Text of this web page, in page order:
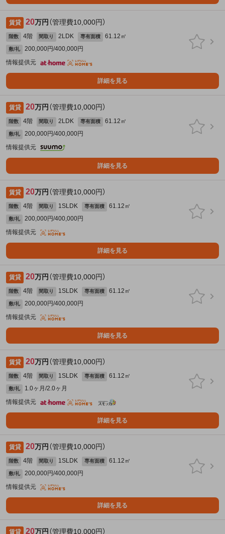
賃貸 20万円 （管理費10,000円）
階数 4階 間取り 2LDK 専有面積 61.12㎡
敷/礼
200,000円/400,000円
情報提供元
詳細を見る
賃貸 20万円 （管理費10,000円）
階数 4階 間取り 2LDK 専有面積 61.12㎡
敷/礼
200,000円/400,000円
情報提供元
詳細を見る
賃貸 20万円 （管理費10,000円）
階数 4階 間取り 1SLDK 専有面積 61.12㎡
敷/礼
200,000円/400,000円
情報提供元
詳細を見る
賃貸 20万円 （管理費10,000円）
階数 4階 間取り 1SLDK 専有面積 61.12㎡
敷/礼
200,000円/400,000円
情報提供元
詳細を見る
賃貸 20万円 （管理費10,000円）
階数 4階 間取り 1SLDK 専有面積 61.12㎡
敷/礼
1.0ヶ月/2.0ヶ月
情報提供元
詳細を見る
賃貸 20万円 （管理費10,000円）
階数 4階 間取り 1SLDK 専有面積 61.12㎡
敷/礼
200,000円/400,000円
情報提供元
詳細を見る
賃貸 20万円 （管理費10,000円）